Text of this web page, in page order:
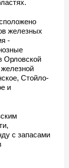
железных
-
Орловской
Стойло-
и
с запасами